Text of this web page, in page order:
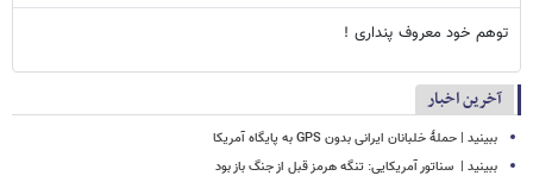
توهم خود معروف پنداری !
آخرین اخبار
ببینید | حملۀ خلبانان ایرانی بدون GPS به پایگاه آمریکا
ببینید | ‏ سناتور آمریکایی: تنگه هرمز قبل از جنگ باز بود